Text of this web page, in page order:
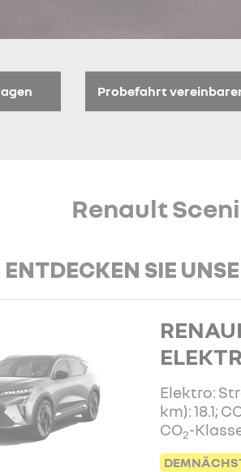
Probefahrt
Renault
ENTDECKEN SIE
Elektro:
km): 18.1;
CO2-